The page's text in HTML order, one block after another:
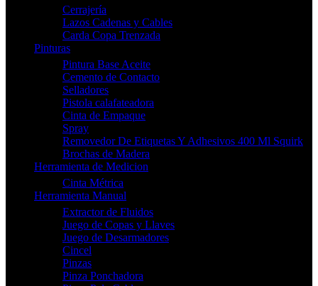
Cerrajería
Lazos Cadenas y Cables
Carda Copa Trenzada
Pinturas
Pintura Base Aceite
Cemento de Contacto
Selladores
Pistola calafateadora
Cinta de Empaque
Spray
Removedor De Etiquetas Y Adhesivos 400 Ml Squirk
Brochas de Madera
Herramienta de Medicion
Cinta Métrica
Herramienta Manual
Extractor de Fluidos
Juego de Copas y Llaves
Juego de Desarmadores
Cincel
Pinzas
Pinza Ponchadora